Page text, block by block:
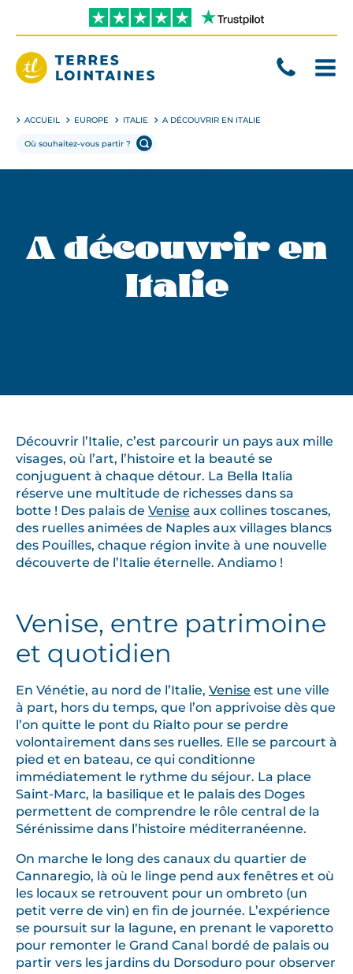
directement
contenu
ACCUEIL EUROPE ITALIE A DÉCOUVRIR EN ITALIE
A découvrir en
Italie
Découvrir l’Italie, c’est parcourir un pays aux mille
visages, où l’art, l’histoire et la beauté se
conjuguent à chaque détour. La Bella Italia
réserve une multitude de richesses dans sa
botte ! Des palais de Venise aux collines toscanes,
des ruelles animées de Naples aux villages blancs
des Pouilles, chaque région invite à une nouvelle
découverte de l’Italie éternelle. Andiamo !
Venise, entre patrimoine
et quotidien
En Vénétie, au nord de l’Italie, Venise est une ville
à part, hors du temps, que l’on apprivoise dès que
l’on quitte le pont du Rialto pour se perdre
volontairement dans ses ruelles. Elle se parcourt à
pied et en bateau, ce qui conditionne
immédiatement le rythme du séjour. La place
Saint-Marc, la basilique et le palais des Doges
permettent de comprendre le rôle central de la
Sérénissime dans l’histoire méditerranéenne.
On marche le long des canaux du quartier de
Cannaregio, là où le linge pend aux fenêtres et où
les locaux se retrouvent pour un ombreto (un
petit verre de vin) en fin de journée. L’expérience
se poursuit sur la lagune, en prenant le vaporetto
pour remonter le Grand Canal bordé de palais ou
partir vers les jardins du Dorsoduro pour observer